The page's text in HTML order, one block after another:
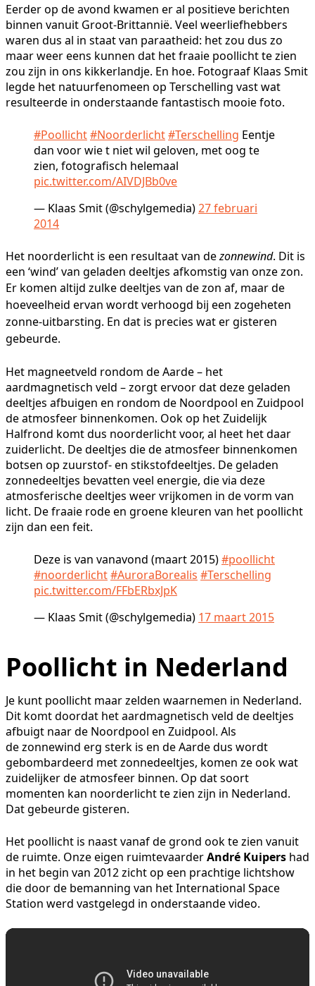
Eerder op de avond kwamen er al positieve berichten
binnen vanuit Groot-Brittannië. Veel weerliefhebbers
waren dus al in staat van paraatheid: het zou dus zo
maar weer eens kunnen dat het fraaie poollicht te zien
zou zijn in ons kikkerlandje. En hoe. Fotograaf Klaas Smit
legde het natuurfenomeen op Terschelling vast wat
resulteerde in onderstaande fantastisch mooie foto.
#Poollicht#Noorderlicht#Terschelling Eentje
dan voor wie t niet wil geloven, met oog te
zien, fotografisch helemaal
pic.twitter.com/AIVDJBb0ve
— Klaas Smit (@schylgemedia)27 februari
2014
Het noorderlicht is een resultaat van dezonnewind. Dit is
een ‘wind’ van geladen deeltjes afkomstig van onze zon.
Er komen altijd zulke deeltjes van de zon af, maar de
hoeveelheid ervan wordt verhoogd bij een zogeheten
zonne-uitbarsting. En dat is precies wat er gisteren
gebeurde.
Het magneetveld rondom de Aarde – het
aardmagnetisch veld – zorgt ervoor dat deze geladen
deeltjes afbuigen en rondom de Noordpool en Zuidpool
de atmosfeer binnenkomen. Ook op het Zuidelijk
Halfrond komt dus noorderlicht voor, al heet het daar
zuiderlicht. De deeltjes die de atmosfeer binnenkomen
botsen op zuurstof- en stikstofdeeltjes. De geladen
zonnedeeltjes bevatten veel energie, die via deze
atmosferische deeltjes weer vrijkomen in de vorm van
licht. De fraaie rode en groene kleuren van het poollicht
zijn dan een feit.
Deze is van vanavond (maart 2015)#poollicht
#noorderlicht#AuroraBorealis #Terschelling
pic.twitter.com/FFbERbxJpK
— Klaas Smit (@schylgemedia) 17 maart 2015
Poollicht in Nederland
Je kunt poollicht maar zelden waarnemen in Nederland.
Dit komt doordat het aardmagnetisch veld de deeltjes
afbuigt naar de Noordpool en Zuidpool. Als
de zonnewind erg sterk is en de Aarde dus wordt
gebombardeerd met zonnedeeltjes, komen ze ook wat
zuidelijker de atmosfeer binnen. Op dat soort
momenten kan noorderlicht te zien zijn in Nederland.
Dat gebeurde gisteren.
Het poollicht is naast vanaf de grond ook te zien vanuit
de ruimte. Onze eigen ruimtevaarderAndré Kuipers had
in het begin van 2012 zicht op een prachtige lichtshow
die door de bemanning van het International Space
Station werd vastgelegd in onderstaande video.